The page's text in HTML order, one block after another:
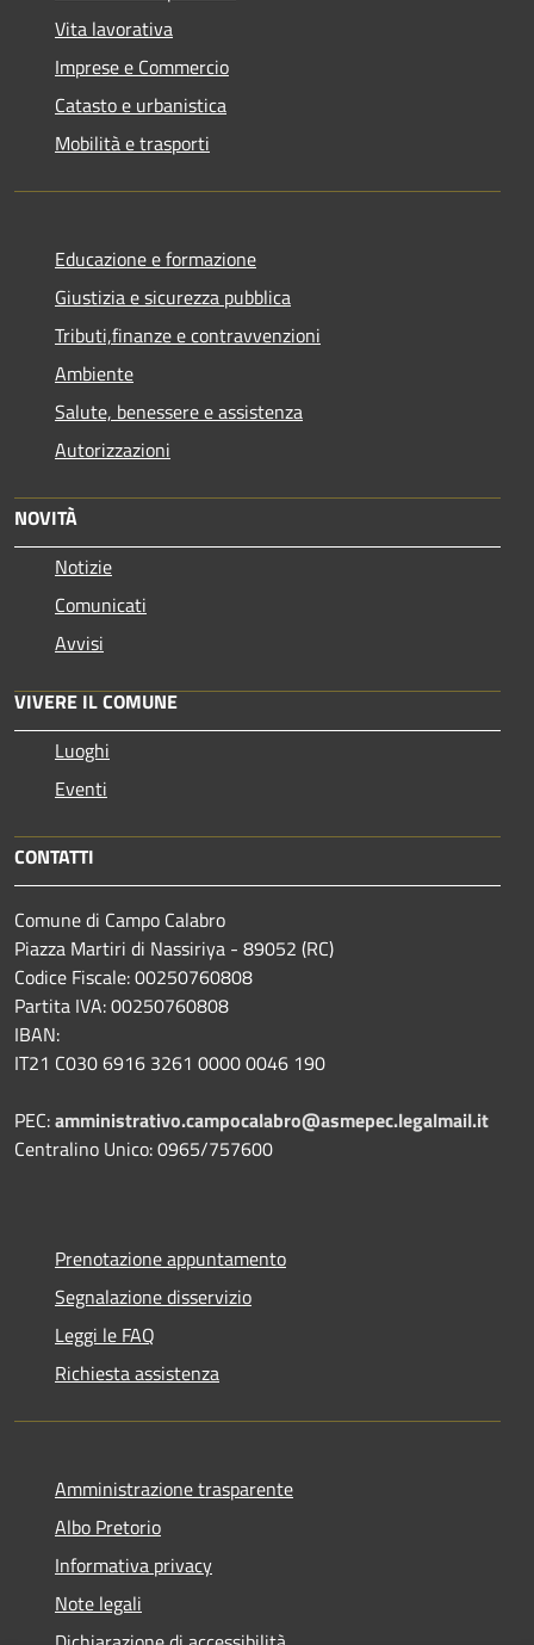
Vita lavorativa
Imprese e Commercio
Catasto e urbanistica
Mobilità e trasporti
Educazione e formazione
Giustizia e sicurezza pubblica
Tributi,finanze e contravvenzioni
Ambiente
Salute, benessere e assistenza
Autorizzazioni
NOVITÀ
Notizie
Comunicati
Avvisi
VIVERE IL COMUNE
Luoghi
Eventi
CONTATTI
Comune di Campo Calabro
Piazza Martiri di Nassiriya - 89052 (RC)
Codice Fiscale: 00250760808
Partita IVA: 00250760808
IBAN:
IT21 C030 6916 3261 0000 0046 190
PEC:amministrativo.campocalabro@asmepec.legalmail.it
Centralino Unico: 0965/757600
Prenotazione appuntamento
Segnalazione disservizio
Leggi le FAQ
Richiesta assistenza
Amministrazione trasparente
Albo Pretorio
Informativa privacy
Note legali